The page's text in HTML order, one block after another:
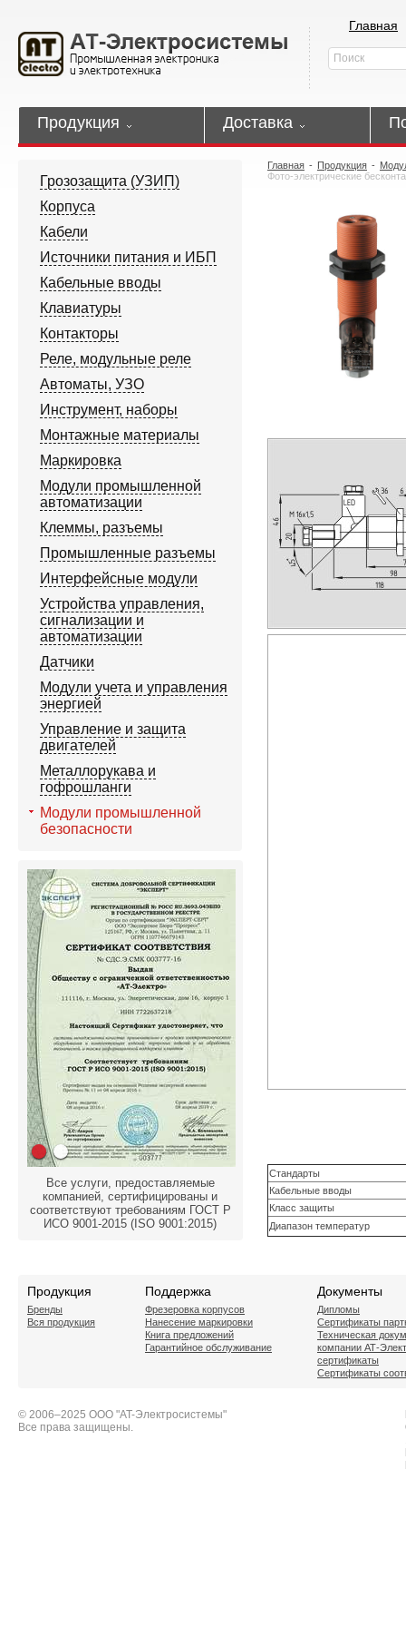
Главная
Продукция Доставка
Грозозащита (УЗИП)
Корпуса
Кабели
Источники питания и ИБП
Кабельные вводы
Клавиатуры
Контакторы
Реле, модульные реле
Автоматы, УЗО
Инструмент, наборы
Монтажные материалы
Маркировка
Модули промышленной
автоматизации
Клеммы, разъемы
Промышленные разъемы
Интерфейсные модули
Устройства управления,
сигнализации и
автоматизации
Датчики
Модули учета и управления
энергией
Управление и защита
двигателей
Металлорукава и
гофрошланги
Модули промышленной
безопасности
Все услуги, предоставляемые
компанией, сертифицированы и
соответствуют требованиям ГОСТ Р
ИСО 9001-2015 (ISO 9001:2015)
Главная - Продукция -
Фото-электрические
Стандарты
Кабельные вводы
Класс защиты
Диапазон температур
Продукция
Бренды
Вся продукция
Поддержка
Фрезеровка корпусов
Нанесение маркировки
Книга предложений
Гарантийное обслуживание
Документы
Дипломы
Сертификаты
Техническая
компании АТ-
сертификаты
Сертификаты
© 2006–2025 ООО "AT-Электросистемы"
Все права защищены.